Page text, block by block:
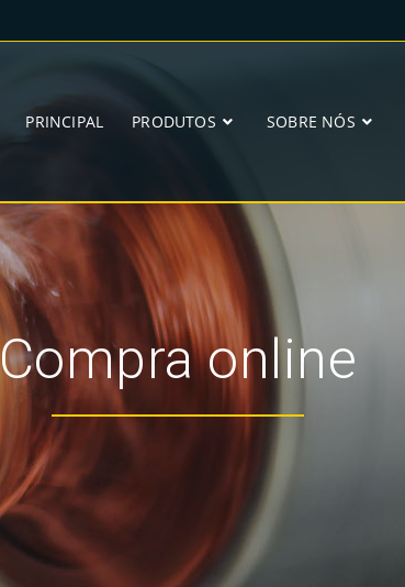
PRINCIPAL PRODUTOS SOBRE NÓS
online